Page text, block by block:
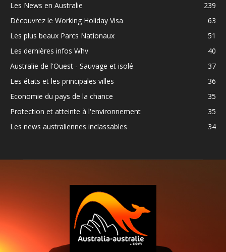
Les News en Australie
239
Découvrez le Working Holiday Visa
63
Les plus beaux Parcs Nationaux
51
Les dernières infos Whv
40
Australie de l'Ouest - Sauvage et isolé
37
Les états et les principales villes
36
Economie du pays de la chance
35
Protection et atteinte à l'environnement
35
Les news australiennes inclassables
34